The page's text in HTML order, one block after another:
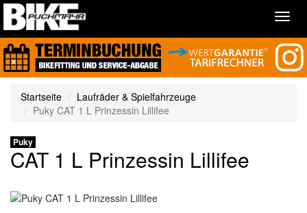
Startseite
Laufräder & Spielfahrzeuge
Puky CAT 1 L Prinzessin Lillifee
Puky
CAT 1 L Prinzessin Lillifee